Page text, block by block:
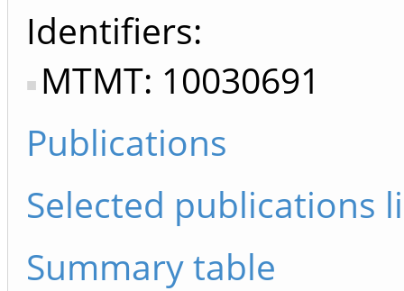
Identifiers
MTMT: 10030691
Publications
Selected publications
Summary table